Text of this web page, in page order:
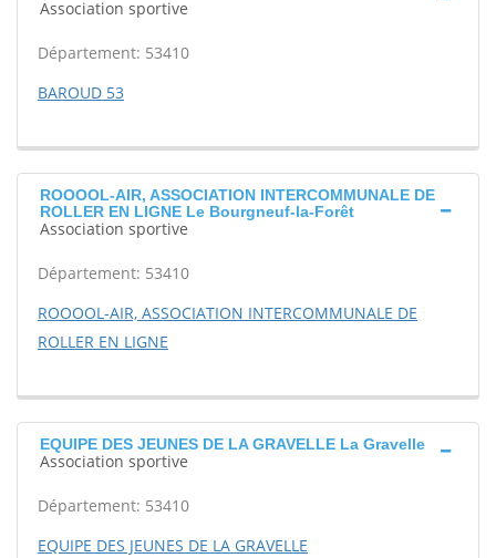
Association sportive
Département: 53410
BAROUD 53
ROOOOL-AIR, ASSOCIATION INTERCOMMUNALE DE
ROLLER EN LIGNE Le Bourgneuf-la-Forêt
Association sportive
Département: 53410
ROOOOL-AIR, ASSOCIATION INTERCOMMUNALE DE
ROLLER EN LIGNE
EQUIPE DES JEUNES DE LA GRAVELLE La Gravelle
Association sportive
Département: 53410
EQUIPE DES JEUNES DE LA GRAVELLE